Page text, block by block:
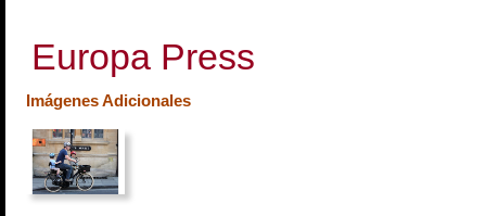
Europa Press
Imágenes Adicionales